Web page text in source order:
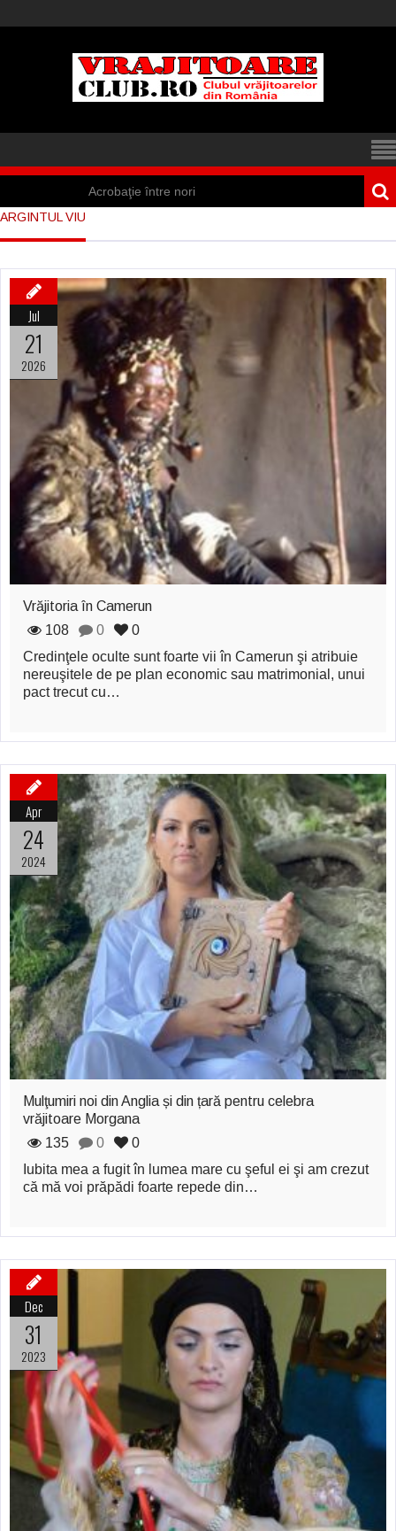
Acrobaţie între nori
Marea vânătoare
de vrăjitoare din
Suedia
Vrăjitoare
zburătoare în Mexic
Magia în Thailanda
Madona lacrimilor
din Siracusa
(Silcilia)
Uimitoarea viaţă a
Teresei Neumann
Derba, un oraş
misterios vizitat şi
de sfântul Petre
regele Arthur
Şi-a vândut soţia
pentru un ritual de
magie neagră
ARGINTUL VIU
Jul
21
2026
Vrăjitoria în Camerun
108
0
0
Credinţele oculte sunt foarte vii în Camerun şi atribuie
nereuşitele de pe plan economic sau matrimonial, unui
pact trecut cu…
Apr
24
2024
Mulţumiri noi din Anglia și din țară pentru celebra
vrăjitoare Morgana
135
0
0
Iubita mea a fugit în lumea mare cu şeful ei şi am crezut
că mă voi prăpădi foarte repede din…
Dec
31
2023